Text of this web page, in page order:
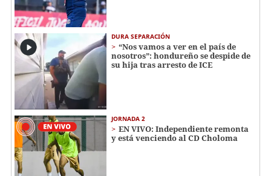
DURA SEPARACIÓN
“Nos vamos a ver en el país de
nosotros”: hondureño se despide de
su hija tras arresto de ICE
JORNADA 2
EN VIVO: Independiente remonta
y está venciendo al CD Choloma